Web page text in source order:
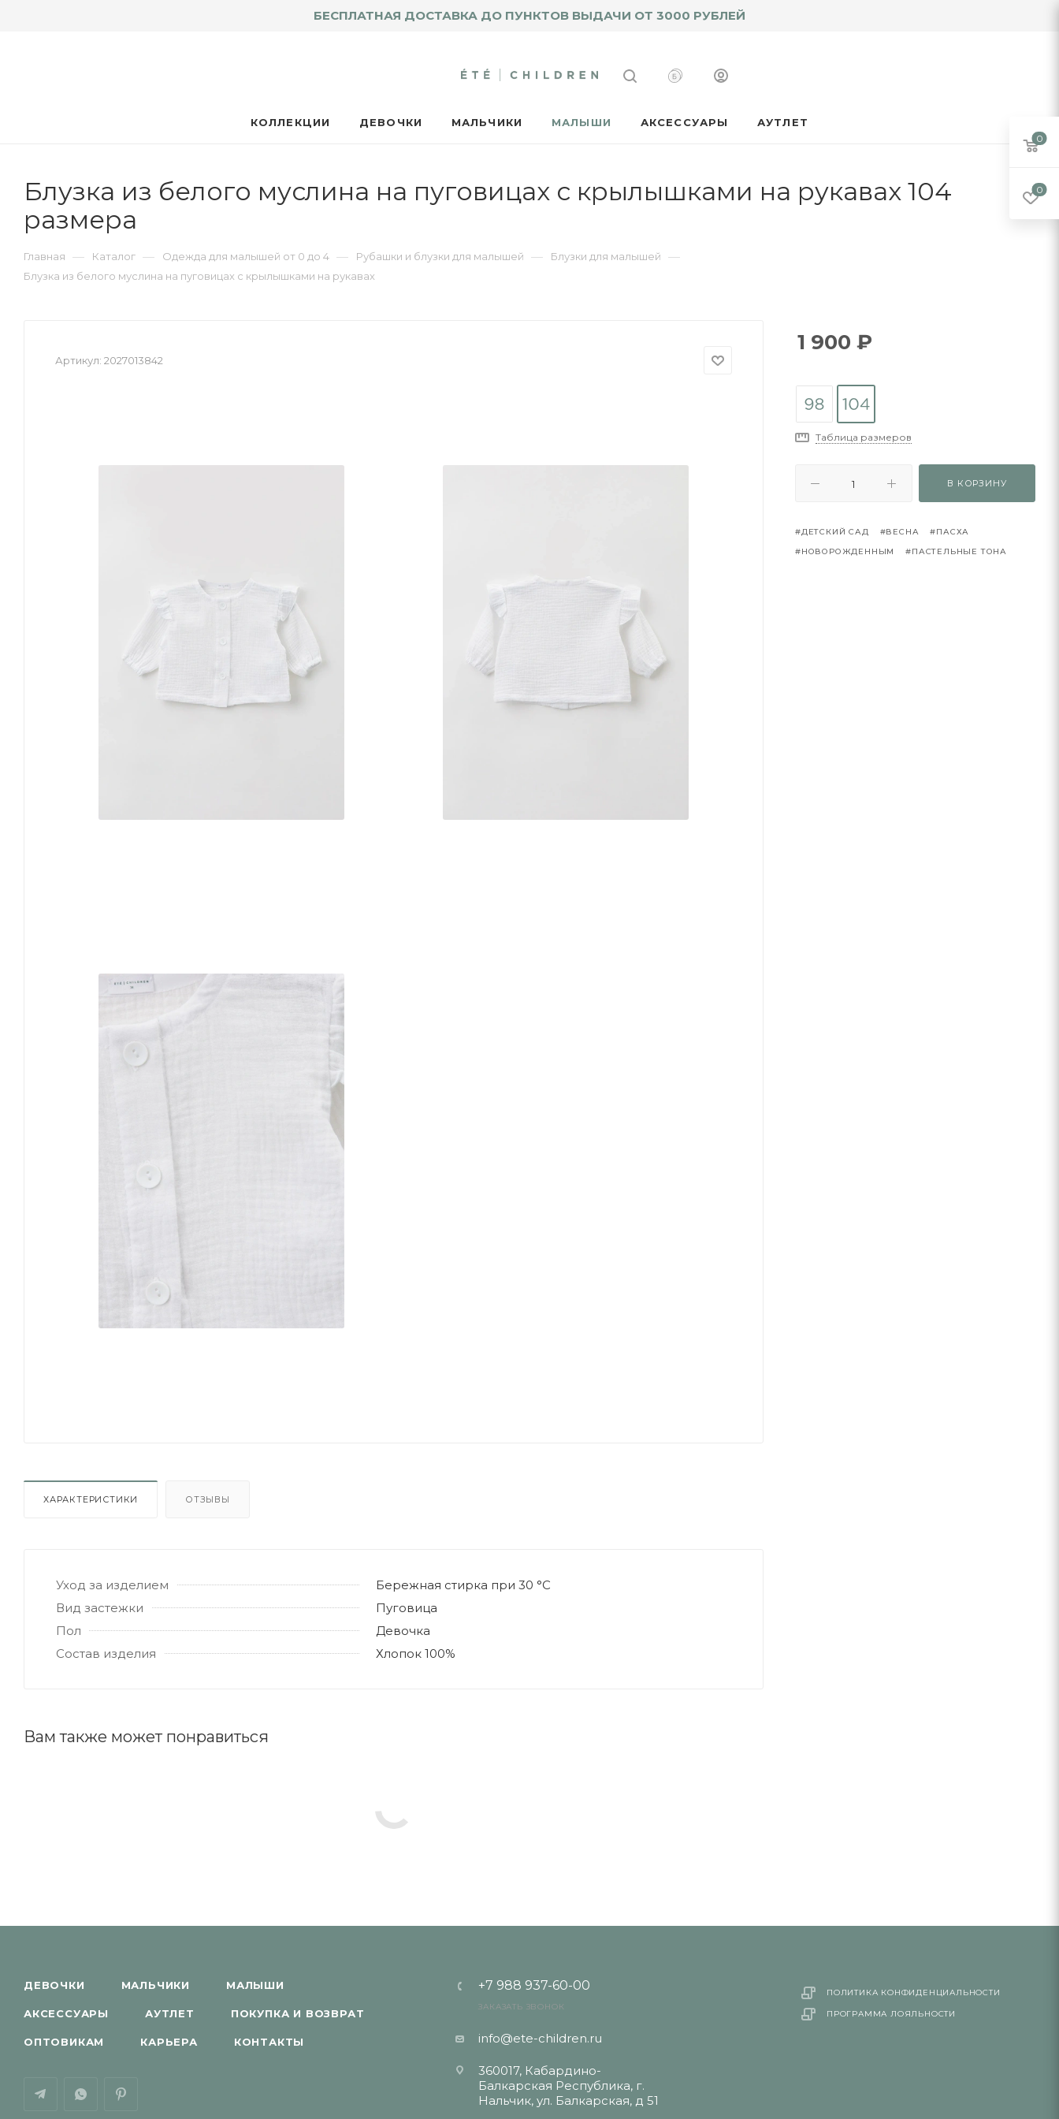
БЕСПЛАТНАЯ ДОСТАВКА ДО ПУНКТОВ ВЫДАЧИ ОТ 3000 РУБЛЕЙ
КОЛЛЕКЦИИ ДЕВОЧКИ МАЛЬЧИКИ МАЛЫШИ АКСЕССУАРЫ АУТЛЕТ
Блузка из белого муслина на пуговицах с крылышками на рукавах 104
размера
Главная — Каталог — Одежда для малышей от 0 до 4 — Рубашки и блузки для малышей — Блузки для малышей —
Блузка из белого муслина на пуговицах с крылышками на рукавах
Артикул: 2027013842
ХАРАКТЕРИСТИКИ ОТЗЫВЫ
Уход за изделием
Бережная стирка при 30 °C
Вид застежки
Пуговица
Пол
Девочка
Состав изделия
Хлопок 100%
Вам также может понравиться
1 900 ₽
Таблица размеров
В КОРЗИНУ
#ДЕТСКИЙ САД #ВЕСНА
#ПАСХА
#НОВОРОЖДЕННЫМ
#ПАСТЕЛЬНЫЕ ТОНА
ДЕВОЧКИ МАЛЬЧИКИ МАЛЫШИ
АКСЕССУАРЫ АУТЛЕТ ПОКУПКА И ВОЗВРАТ
ОПТОВИКАМ КАРЬЕРА КОНТАКТЫ
+7 988 937-60-00
ЗАКАЗАТЬ ЗВОНОК
info@ete-children.ru
360017, Кабардино-
Балкарская Республика, г.
Нальчик, ул. Балкарская, д 51
ПОЛИТИКА КОНФИДЕНЦИАЛЬНОСТИ
ПРОГРАММА ЛОЯЛЬНОСТИ
0
0